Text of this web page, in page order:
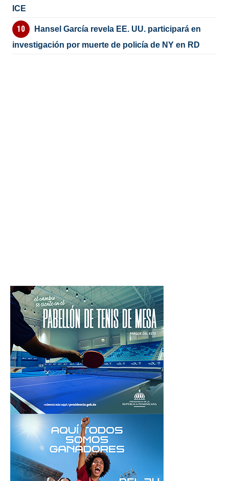
ICE
Hansel García revela EE. UU. participará en
investigación por muerte de policía de NY en RD